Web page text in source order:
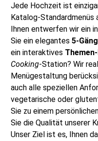
Jede Hochzeit ist
Katalog-Standardmenüs
Ihnen entwerfen wir ein
Sie ein elegantes5-
ein interaktives
Cooking-Station? Wir
Menügestaltung
auch alle speziellen
vegetarische oder
Sie zu einem
Sie die Qualität unserer
Unser Ziel ist es, Ihnen